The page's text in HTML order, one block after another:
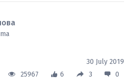
30 July 2019
25967 6 3 0